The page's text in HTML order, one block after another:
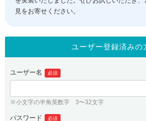
ドメイン一括検索
.jpドメインオークション
gTLDオークション NEW!
.jpドメインバックオーダー
プレミアムドメイン
人気ドメインの種類
SSL証明書
お得意様割引
紹介制度
バリュードメインAPI
ドメイン・ホスティングOEM
ログイン
従来のバリュードメインをご利用
ユーザー登録
見をお寄せください。
ユーザー登録済みの
ユーザー名 必須
※小文字の半角英数字 3〜32文字
パスワード 必須